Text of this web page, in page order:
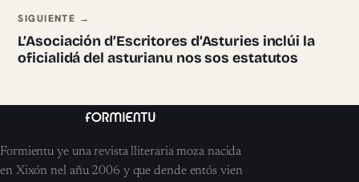
SIGUIENTE →
L’Asociación d’Escritores d’Asturies inclúi la
oficialidá del asturianu nos sos estatutos
Formientu ye una revista lliteraria moza nacida
en Xixón nel añu 2006 y que dende entós vien